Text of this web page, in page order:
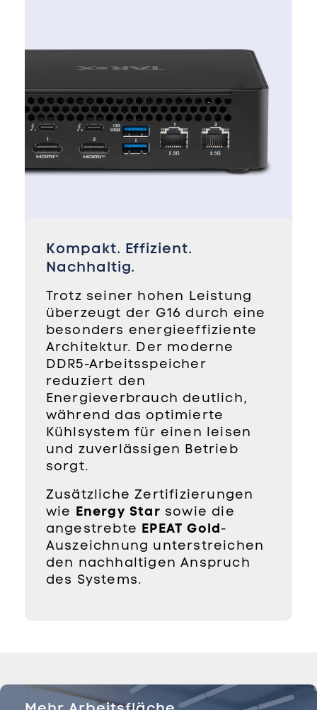
Kompakt. Effizient.
Nachhaltig.
Trotz seiner hohen Leistung
überzeugt der G16 durch eine
besonders energieeffiziente
Architektur. Der moderne
DDR5-Arbeitsspeicher
reduziert den
Energieverbrauch deutlich,
während das optimierte
Kühlsystem für einen leisen
und zuverlässigen Betrieb
sorgt.
Zusätzliche Zertifizierungen
wie Energy Star sowie die
angestrebte EPEAT Gold-
Auszeichnung unterstreichen
den nachhaltigen Anspruch
des Systems.